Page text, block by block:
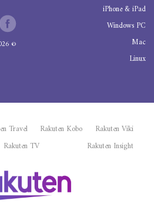
iPhone & iPad
Windows PC
Mac
Linux
©
Rakuten Viki
Rakuten Kobo
Travel
Rakuten Insight
Rakuten TV